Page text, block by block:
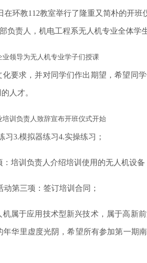
环教112教室举行了隆重又简朴的开班
责人，机电工程系无人机专业全体学生
业领导为无人机专业学子们授课
要求，并对同学们作出期望，希望同
人才。
培训负责人致辞宣布开班仪式开始
3.模拟器练习4.实操练习；
培训负责人介绍培训使用的无人机设备
动第三项：签订培训合同；
于应用技术型新兴技术，属于高新
华里虚度光阴，希望所有参加第一期